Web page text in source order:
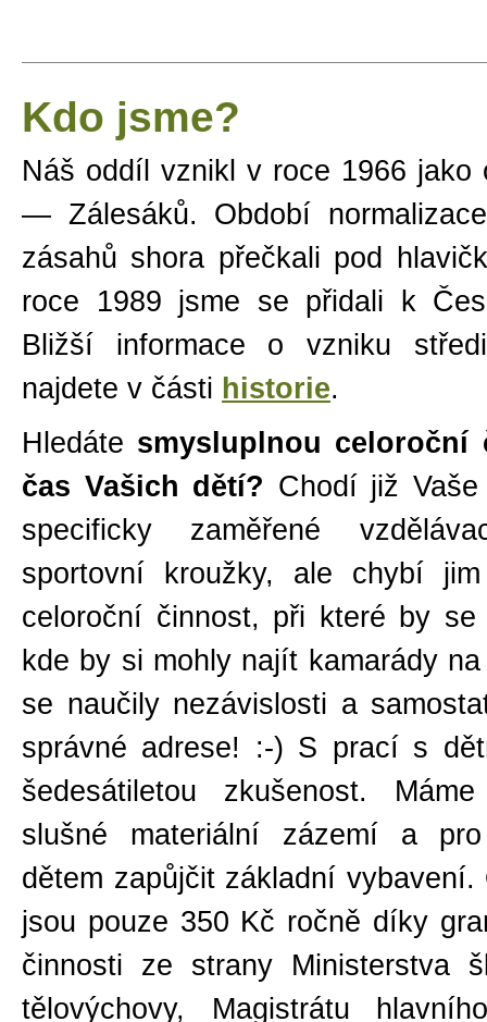
Kdo jsme?
Náš oddíl vznikl v roce 1966 jako
— Zálesáků. Období
zásahů shora přečkali pod
roce 1989 jsme se přidali k
Bližší informace o vzniku
najdete v části historie.
Hledáte smysluplnou
čas Vašich dětí? Chodí již
specificky zaměřené
sportovní kroužky, ale chybí
celoroční činnost, při které by
kde by si mohly najít kamarády
se naučily nezávislosti a
správné adrese! :-) S prací s
šedesátiletou zkušenost.
slušné materiální zázemí a
dětem zapůjčit základní
jsou pouze 350 Kč ročně díky
činnosti ze strany Ministerstva
tělovýchovy, Magistrátu